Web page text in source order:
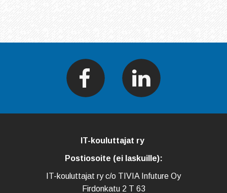
IT-kouluttajat ry
Postiosoite (ei laskuille):
IT-kouluttajat ry c/o TIVIA Infuture Oy
Firdonkatu 2 T 63